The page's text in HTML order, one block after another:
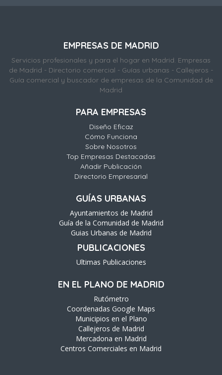
EMPRESAS DE MADRID
Servicios profesionales y para el hogar en Madrid. Empresas
de Madrid - Directorio comercial - Guías urbanas - Callejeros -
Guía comercial y buscador de empresas de la Comunidad de
Madrid
PARA EMPRESAS
Diseño Eficaz
Cómo Funciona
Sobre Nosotros
Top Empresas Destacadas
Añadir Publicación
Directorio Empresarial
GUÍAS URBANAS
Ayuntamientos de Madrid
Guía de la Comunidad de Madrid
Guias Urbanas de Madrid
PUBLICACIONES
Ultimas Publicaciones
EN EL PLANO DE MADRID
Rutómetro
Coordenadas Google Maps
Municipios en el Plano
Callejeros de Madrid
Mercadona en Madrid
Centros Comerciales en Madrid